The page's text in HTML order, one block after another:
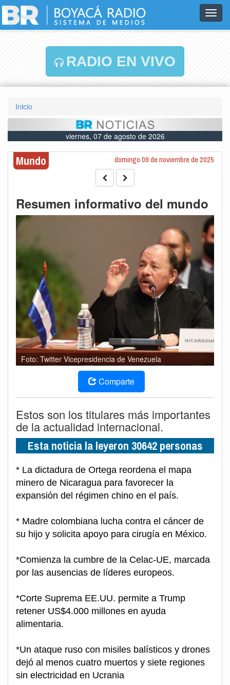
RADIO EN VIVO
Inicio
viernes, 07 de agosto de 2026
Mundo domingo 09 de noviembre de 2025
Resumen informativo del mundo
Foto: Twitter Vicepresidencia de Venezuela
Comparte
Estos son los titulares más importantes
de la actualidad internacional.
Esta noticia la leyeron 30642 personas
* La dictadura de Ortega reordena el mapa
minero de Nicaragua para favorecer la
expansión del régimen chino en el país.
* Madre colombiana lucha contra el cáncer de
su hijo y solicita apoyo para cirugía en México.
*Comienza la cumbre de la Celac-UE, marcada
por las ausencias de líderes europeos.
*Corte Suprema EE.UU. permite a Trump
retener US$4.000 millones en ayuda
alimentaria.
*Un ataque ruso con misiles balísticos y drones
dejó al menos cuatro muertos y siete regiones
sin electricidad en Ucrania